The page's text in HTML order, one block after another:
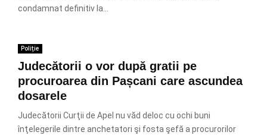
condamnat definitiv la...
Poliție
Judecătorii o vor după gratii pe
procuroarea din Pașcani care ascundea
dosarele
Judecătorii Curţii de Apel nu văd deloc cu ochi buni
înţelegerile dintre anchetatori şi fosta şefă a procurorilor